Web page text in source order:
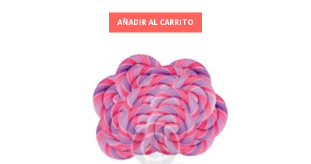
AÑADIR AL CARRITO